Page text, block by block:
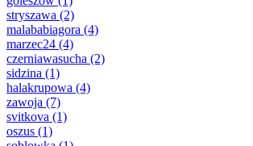
stryszawa (2)
malababiagora (4)
marzec24 (4)
czerniawasucha (2)
sidzina (1)
halakrupowa (4)
zawoja (7)
svitkova (1)
oszus (1)